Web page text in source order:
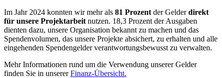
Im Jahr 2024 konnten wir mehr als 81 Prozent der Gelderdirekt
für unsere Projekt­arbeit nutzen. 18,3 Prozent der Ausgaben
dienten dazu, unsere Organisation bekannt zu machen und das
Spenden­volumen, das unsere Projekte absichert, zu erhalten und alle
eingehenden Spenden­gelder verantwortungs­bewusst zu verwalten.
Mehr Informationen rund um die Verwen­dung unserer Gelder
finden Sie in unsererFinanz-Übersicht.